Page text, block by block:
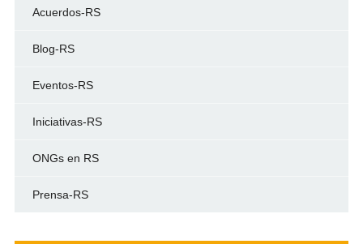
Acuerdos-RS
Blog-RS
Eventos-RS
Iniciativas-RS
ONGs en RS
Prensa-RS